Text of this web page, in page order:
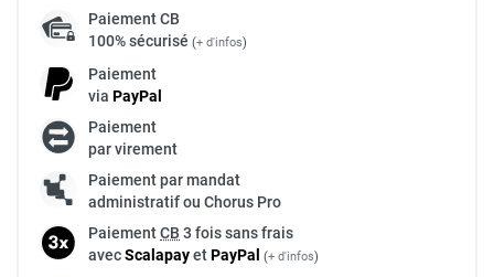
PaiementCB
100% sécurisé (+ d'infos)
Paiement
via PayPal
Paiement
par virement
Paiement par mandat
administratif ou Chorus Pro
PaiementCB 3 fois sans frais
avecScalapayetPayPal (+ d'infos)